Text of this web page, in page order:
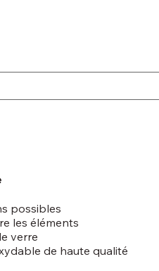
possibles
les éléments
verre
de haute qualité